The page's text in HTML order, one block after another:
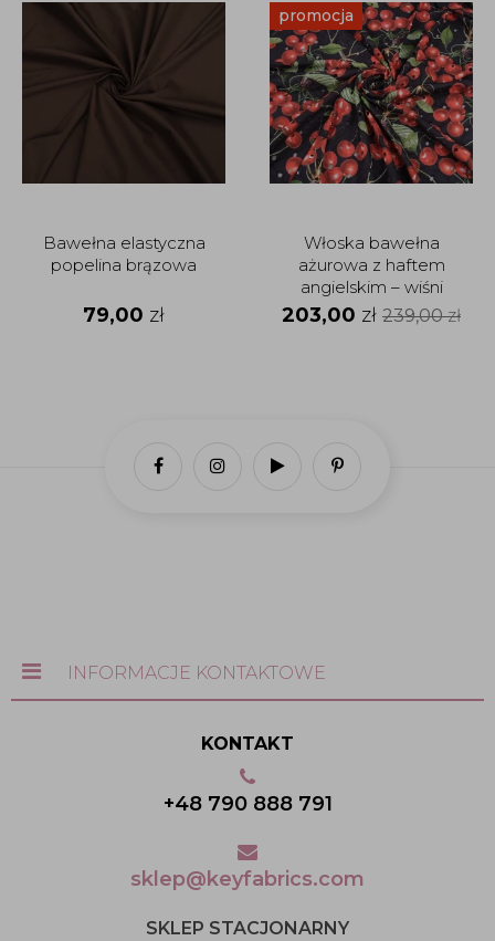
Bawełna elastyczna
popelina brązowa
79,00 zł
promocja
Włoska bawełna
ażurowa z haftem
angielskim – wiśni
203,00 zł 239,00zł
INFORMACJE KONTAKTOWE
KONTAKT
+48 790 888 791
sklep@keyfabrics.com
SKLEP STACJONARNY